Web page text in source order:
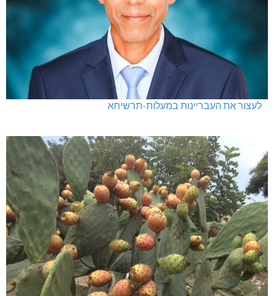
לעצור את העבריינות במעלות-תרשיחא